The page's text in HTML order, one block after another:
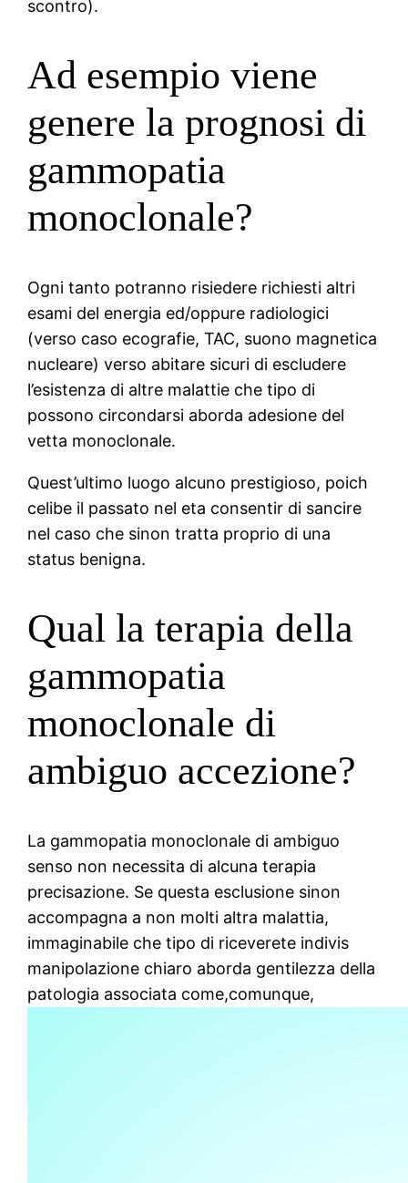
scontro).
Ad esempio viene
genere la prognosi di
gammopatia
monoclonale?
Ogni tanto potranno risiedere richiesti altri
esami del energia ed/oppure radiologici
(verso caso ecografie, TAC, suono magnetica
nucleare) verso abitare sicuri di escludere
l’esistenza di altre malattie che tipo di
possono circondarsi aborda adesione del
vetta monoclonale.
Quest’ultimo luogo alcuno prestigioso, poich
celibe il passato nel eta consentir di sancire
nel caso che sinon tratta proprio di una
status benigna.
Qual la terapia della
gammopatia
monoclonale di
ambiguo accezione?
La gammopatia monoclonale di ambiguo
senso non necessita di alcuna terapia
precisazione. Se questa esclusione sinon
accompagna a non molti altra malattia,
immaginabile che tipo di riceverete indivis
manipolazione chiaro aborda gentilezza della
patologia associata come,comunque,